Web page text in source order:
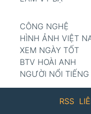
CÔNG NGHỆ
HÌNH ẢNH VIỆT
XEM NGÀY TỐT
BTV HOÀI ANH
NGƯỜI NỔI TIẾNG
RSS